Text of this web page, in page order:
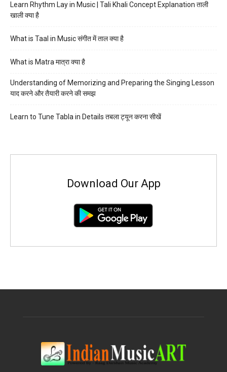
Learn Rhythm Lay in Music | Tali Khali Concept Explanation ताली
खाली क्या है
What is Taal in Music संगीत में ताल क्या है
What is Matra मात्रा क्या है
Understanding of Memorizing and Preparing the Singing Lesson
याद करने और तैयारी करने की समझ
Learn to Tune Tabla in Details तबला ट्यून करना सीखें
Download Our App